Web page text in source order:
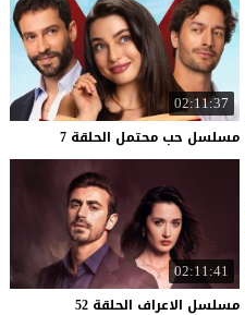
02:11:37
مسلسل حب محتمل الحلقة 7
02:11:41
مسلسل الاعراف الحلقة 52